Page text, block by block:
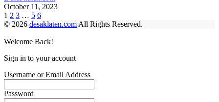
October 11, 2023
1 2 3 … 5 6
© 2026 desaklaten.com All Rights Reserved.
Welcome Back!
Sign in to your account
Username or Email Address
Password